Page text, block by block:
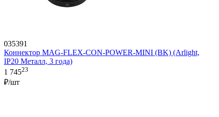
035391
Коннектор MAG-FLEX-CON-POWER-MINI (BK) (Arlight,
IP20 Металл, 3 года)
1 74523
₽/шт